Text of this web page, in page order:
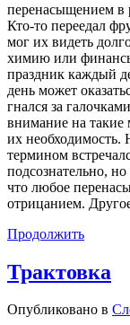
перенасыщением в
Кто-то переедал
мог их видеть
химию или
праздник каждый
день может
гнался за
внимание на такие
их необходимость.
термином
подсознательно,
что любое
отрицанием.
Продолжить
Трактовка
Опубликовано в